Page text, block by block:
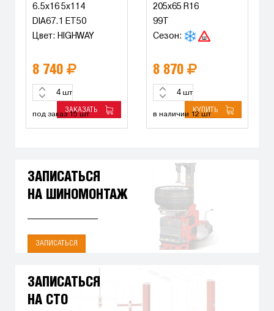
6.5x16 5x114
DIA67.1 ET50
Цвет: HIGHWAY
8 740
шт
ЗАКАЗАТЬ
под заказ 15 шт
205x65 R16
99T
Сезон:
8 870
шт
КУПИТЬ
в наличии 12 шт
ЗАПИСАТЬСЯ
НА ШИНОМОНТАЖ
ЗАПИСАТЬСЯ
ЗАПИСАТЬСЯ
НА СТО